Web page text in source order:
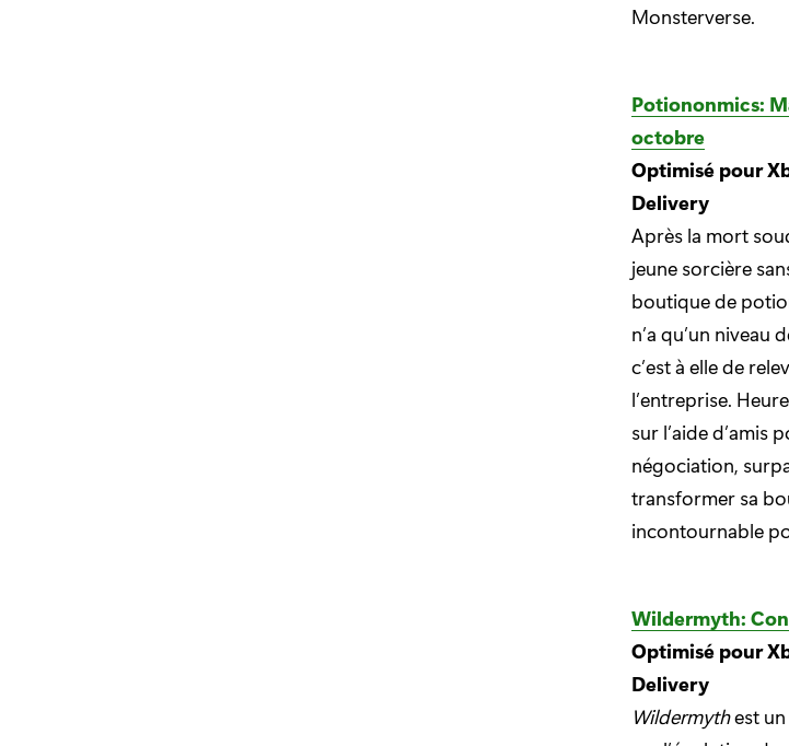
Monsterverse.
Potiononmics:
octobre
Optimisé pour
Delivery
Après la mort
jeune sorcière
boutique de
n’a qu’un niveau
c’est à elle de
l’entreprise.
sur l’aide d’amis
négociation,
transformer sa
incontournable
Wildermyth:
Optimisé pour
Delivery
Wildermythest un